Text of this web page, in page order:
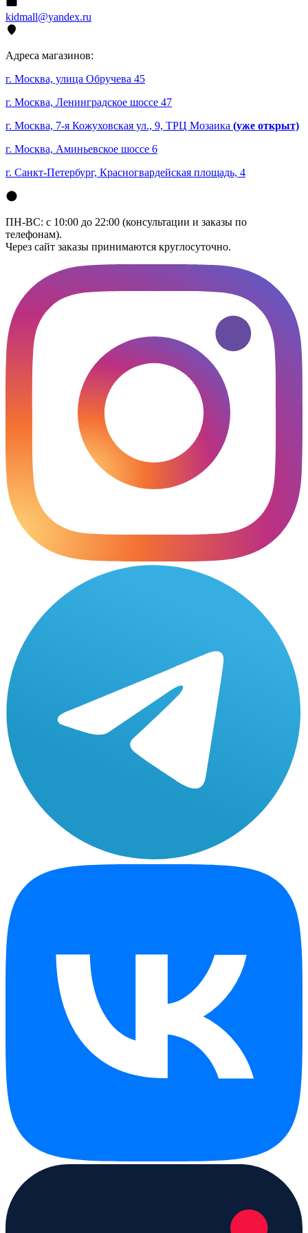
kidmall@yandex.ru
Адреса магазинов:
г. Москва, улица Обручева 45
г. Москва, Ленинградское шоссе 47
г. Москва, 7-я Кожуховская ул., 9, ТРЦ Мозаика (уже открыт)
г. Москва, Аминьевское шоссе 6
г. Санкт-Петербург, Красногвардейская площадь, 4
ПН-ВС: с 10:00 до 22:00 (консультации и заказы по
телефонам).
Через сайт заказы принимаются круглосуточно.